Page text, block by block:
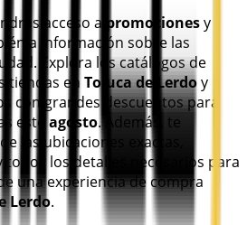
acceso a promocionesy
a información sobre las
Explora los catálogos de
tiendas en Toluca de Lerdoy
con grandes descuentos para
esteagosto. Además, te
las ubicaciones exactas,
los detalles necesarios para
una experiencia de compra
Lerdo.